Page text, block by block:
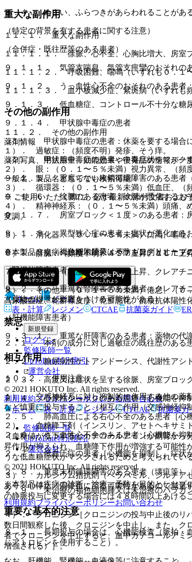
８．４． めまい、ふらつきがあらわれることがあ
（特定の背景を有する患者に関する注意）
（合併症・既往歴等のある患者）
９．１．１． 気管支喘息、気管支痙攣のおそれの
９．１．２． うっ血性心不全のおそれのある患者
９．１．３． 低血糖症、コントロール不十分な糖
９．１．４． 甲状腺中毒症の患者
（１）． 甲状腺中毒症の患者：休薬を要する場合
（２）． 甲状腺中毒症の患者：中毒症状をマスク
９．１．５． 重度でない末梢循環障害のある患者
９．１．６． 徐脈のある患者：徐脈が悪化するお
９．１．７． 房室ブロック＜１度＞のある患者：
９．１．８． 異型狭心症の患者：症状が悪化する
９．１．９． 褐色細胞腫又はパラガングリオーマ
（腎機能障害患者）
９．２．１． 重篤な腎障害のある患者：クレアチ
（薬物の排泄が影響をうける可能性がある）。
（肝機能障害患者）
９．３．１． 重篤な肝障害のある患者：薬物の代
相互作用
１０．２． 併用注意：
１）． 交感神経系に対し抑制的に作用する他の薬
など慎重に投与すること（相互に作用（交感神経抑
２）． 血糖降下剤（インスリン、アセトヘキサミ
（血糖値が低下するとカテコールアミンが副腎か
昇作用が抑えられ、血糖降下作用が増強する可能性
うな低血糖症状がマスクされるためと考えられてい
３）． カルシウム拮抗剤（ベラパミル、ジルチア
あり、心停止／洞停止に至る可能性があるので減
の静脈投与に変更する場合には４８時間以上あける
４）． クロニジン［クロニジンの投与中止後のリ
数日間観察した後、クロニジンを中止し、また、
者でクロニジンを中止すると、血中カテコールア
増強される）］。
重大な副作用
１１．１． 重大な副作用
１１．１．１． 徐脈、心不全、心胸比増大、房室
１１．１．２． 呼吸困難、喘鳴（いずれも０．１
１１．１．３． 血小板減少症、紫斑病（いずれも
その他の副作用
１１．２． その他の副作用
１）． 過敏症：（頻度不明）発疹、そう痒。
２）． 眼：（０．１〜５％未満）視力異常、（頻
３）． 循環器：（０．１〜５％未満）低血圧、（
４）． 精神神経系：（０．１〜５％未満）頭痛、
変調。
５）． 消化器：（０．１〜５％未満）口渇、嘔吐
６）． 肝臓：（頻度不明）ＡＳＴ上昇、ＡＬＴ上
７）． 腎臓：（頻度不明）ＢＵＮ上昇、クレアチ
８）． その他：（０．１〜５％未満）倦怠、（０
高尿酸血症、乾癬様皮疹、乾癬悪化、抗核抗体陽性
禁忌
２．１． 本剤の成分に対し過敏症の既往歴のある患
２．２． 糖尿病性ケトアシドーシス、代謝性アシ
２．３． 高度又は症状を呈する徐脈、房室ブロッ
２．４． 心原性ショックのある患者［心機能を抑
２．５． 肺高血圧による右心不全のある患者［心
２．６． うっ血性心不全のある患者［心機能を抑
２．７． 低血圧症の患者［心機能を抑制し、症状
２．８． 重度末梢循環障害のある患者（壊疽等）
２．９． 未治療の褐色細胞腫又は未治療のパラガ
重要な基本的注意
８．１． 長期投与の場合は、心機能検査（脈拍・
じアトロピンを使用すること）。
薬剤情報
薬剤写真、用法用量、効能効果や後発品の情報が一
一般名、製品名どちらでも検索可能！
※ ご使用いただく際に、必ず最新の添付文書および
※本製品は疾病の診断・治療・予防を目的としたプ
ホーム
ノート
表・計算
レジメン CTCAE 抗菌薬ガイド
新規登録
ログイン
監修医師一覧
UpToDate特別割引
運営会社
© 2021 HOKUTO Inc. All rights reserved.
利用規約プライバシーポリシーお問い合わせ
ホーム
表・計算 レジメン CTCAE 抗菌薬ガ
監修医師一覧
UpToDate特別割引
運営会社
© 2021 HOKUTO Inc. All rights reserved.
※本製品は疾病の診断・治療・予防を目的としたプ
利用規約プライバシーポリシーお問い合わせ